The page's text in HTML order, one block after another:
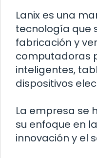
Lanix es una
tecnología que
fabricación y
computadoras
inteligentes,
dispositivos
La empresa se
su enfoque en
innovación y el